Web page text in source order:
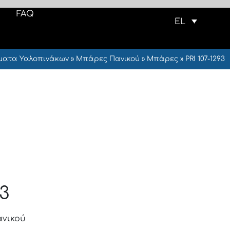
FAQ
EL
Υαλοπινάκων» Μπάρες Πανικού » Μπάρες» PRI 107-1293